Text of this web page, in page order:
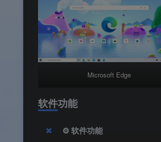
Microsoft Edge
软件功能
⚙️ 软件功能